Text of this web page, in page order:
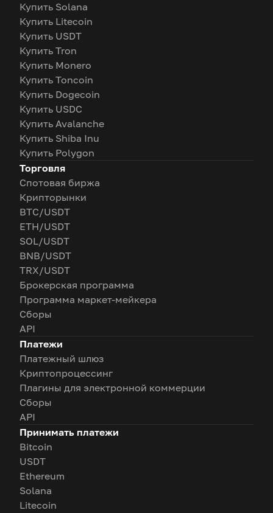
Купить Solana
Купить Litecoin
Купить USDT
Купить Tron
Купить Monero
Купить Toncoin
Купить Dogecoin
Купить USDC
Купить Avalanche
Купить Shiba Inu
Купить Polygon
Торговля
Спотовая биржа
Крипторынки
BTC/USDT
ETH/USDT
SOL/USDT
BNB/USDT
TRX/USDT
Брокерская программа
Программа маркет-мейкера
Сборы
API
Платежи
Платежный шлюз
Криптопроцессинг
Плагины для электронной коммерции
Сборы
API
Принимать платежи
Bitcoin
USDT
Ethereum
Solana
Litecoin